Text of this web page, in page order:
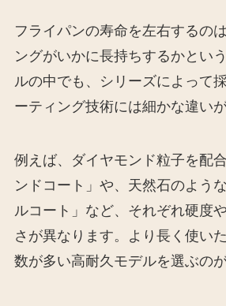
フライパンの寿命を左右するの
ングがいかに長持ちするかとい
ルの中でも、シリーズによって
ーティング技術には細かな違いが
例えば、ダイヤモンド粒子を配
ンドコート」や、天然石のよう
ルコート」など、それぞれ硬度
さが異なります。より長く使い
数が多い高耐久モデルを選ぶのが